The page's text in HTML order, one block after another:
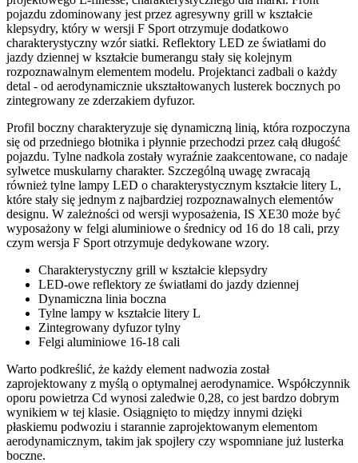
pojazdu zdominowany jest przez agresywny grill w kształcie
klepsydry, który w wersji F Sport otrzymuje dodatkowo
charakterystyczny wzór siatki. Reflektory LED ze światłami do
jazdy dziennej w kształcie bumerangu stały się kolejnym
rozpoznawalnym elementem modelu. Projektanci zadbali o każdy
detal - od aerodynamicznie ukształtowanych lusterek bocznych po
zintegrowany ze zderzakiem dyfuzor.
Profil boczny charakteryzuje się dynamiczną linią, która rozpoczyna
się od przedniego błotnika i płynnie przechodzi przez całą długość
pojazdu. Tylne nadkola zostały wyraźnie zaakcentowane, co nadaje
sylwetce muskularny charakter. Szczególną uwagę zwracają
również tylne lampy LED o charakterystycznym kształcie litery L,
które stały się jednym z najbardziej rozpoznawalnych elementów
designu. W zależności od wersji wyposażenia, IS XE30 może być
wyposażony w felgi aluminiowe o średnicy od 16 do 18 cali, przy
czym wersja F Sport otrzymuje dedykowane wzory.
Charakterystyczny grill w kształcie klepsydry
LED-owe reflektory ze światłami do jazdy dziennej
Dynamiczna linia boczna
Tylne lampy w kształcie litery L
Zintegrowany dyfuzor tylny
Felgi aluminiowe 16-18 cali
Warto podkreślić, że każdy element nadwozia został
zaprojektowany z myślą o optymalnej aerodynamice. Współczynnik
oporu powietrza Cd wynosi zaledwie 0,28, co jest bardzo dobrym
wynikiem w tej klasie. Osiągnięto to między innymi dzięki
płaskiemu podwoziu i starannie zaprojektowanym elementom
aerodynamicznym, takim jak spojlery czy wspomniane już lusterka
boczne.